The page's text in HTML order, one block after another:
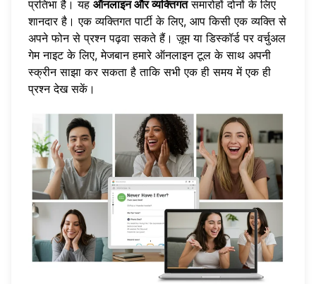
प्रतिभा है। यह ऑनलाइन और व्यक्तिगतसमारोहों दोनों के लिए
शानदार है। एक व्यक्तिगत पार्टी के लिए, आप किसी एक व्यक्ति से
अपने फोन से प्रश्न पढ़वा सकते हैं। ज़ूम या डिस्कॉर्ड पर वर्चुअल
गेम नाइट के लिए, मेजबान हमारे ऑनलाइन टूल के साथ अपनी
स्क्रीन साझा कर सकता है ताकि सभी एक ही समय में एक ही
प्रश्न देख सकें।